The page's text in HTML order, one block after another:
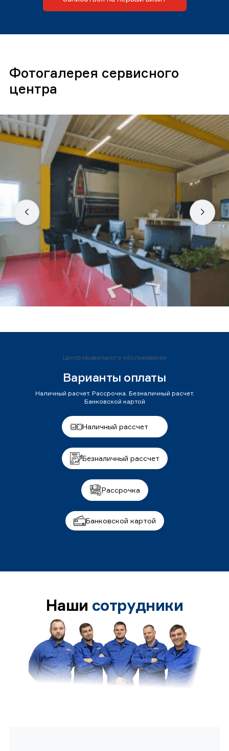
Фотогалерея сервисного
центра
Центр правильного обслуживания
Варианты оплаты
Наличный расчет. Рассрочка. Безналичный расчет.
Банковской картой
Наличный рассчет
Безналичный рассчет
Рассрочка
Банковской картой
Наши сотрудники